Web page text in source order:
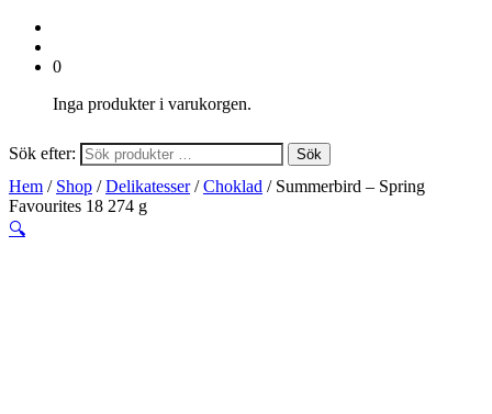
0
Inga produkter i varukorgen.
Sök efter: Sök
Hem / Shop /Delikatesser/Choklad / Summerbird – Spring
Favourites 18 274 g
🔍